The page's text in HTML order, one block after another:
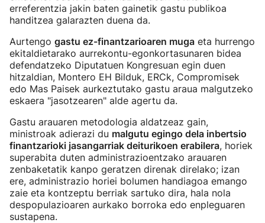
erreferentzia jakin baten gainetik gastu publikoa
handitzea galarazten duena da.
Aurtengo gastu ez-finantzarioaren muga eta hurrengo
ekitaldietarako aurrekontu-egonkortasunaren bidea
defendatzeko Diputatuen Kongresuan egin duen
hitzaldian, Montero EH Bilduk, ERCk, Compromisek
edo Mas Paisek aurkeztutako gastu araua malgutzeko
eskaera "jasotzearen" alde agertu da.
Gastu arauaren metodologia aldatzeaz gain,
ministroak adierazi du malgutu egingo dela inbertsio
finantzarioki jasangarriak deiturikoen erabilera, horiek
superabita duten administrazioentzako arauaren
zenbaketatik kanpo geratzen direnak direlako; izan
ere, administrazio horiei bolumen handiagoa emango
zaie eta kontzeptu berriak sartuko dira, hala nola
despopulazioaren aurkako borroka edo enpleguaren
sustapena.